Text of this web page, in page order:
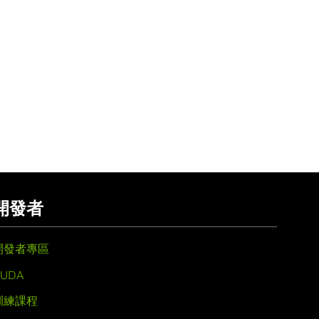
發者
發者專區
練課程